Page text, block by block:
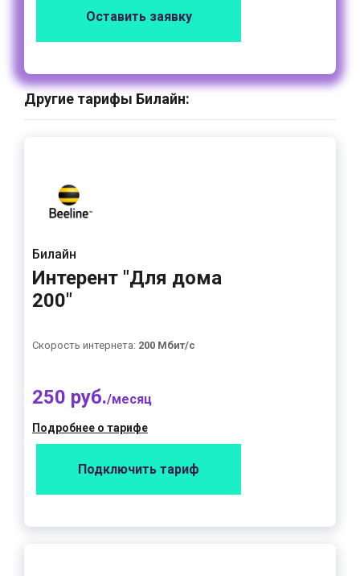
Оставить заявку
Другие тарифы Билайн:
Билайн
Интерент "Для дома
200"
Скорость интернета: 200 Мбит/с
250 руб./месяц
Подробнее о тарифе
Подключить тариф